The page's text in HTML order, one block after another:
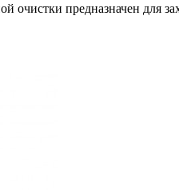
очистки предназначен для